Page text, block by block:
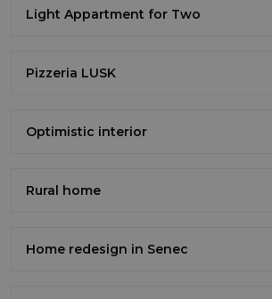
Light Appartment for Two
Pizzeria LUSK
Optimistic interior
Rural home
Home redesign in Senec